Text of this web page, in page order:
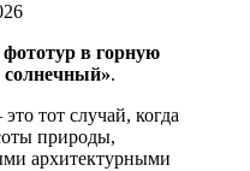
фототур в горную
.
тот случай, когда
природы,
архитектурными